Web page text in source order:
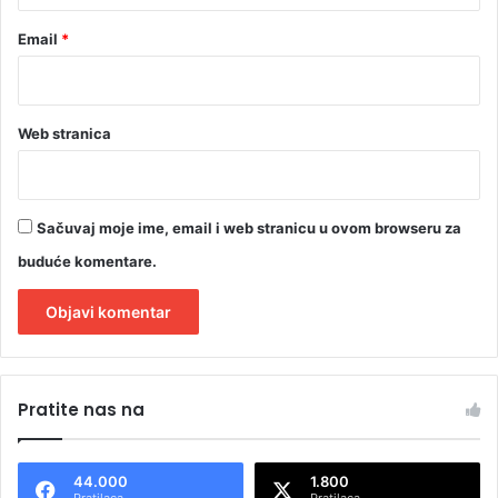
Email *
Web stranica
Sačuvaj moje ime, email i web stranicu u ovom browseru za
buduće komentare.
tPratite nas na
44.000 1.800